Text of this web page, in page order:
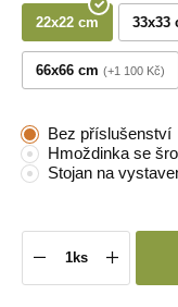
22x22 cm 33x33
66x66 cm +1 100 Kč
Bez příslušenství
Hmoždinka se
Stojan na